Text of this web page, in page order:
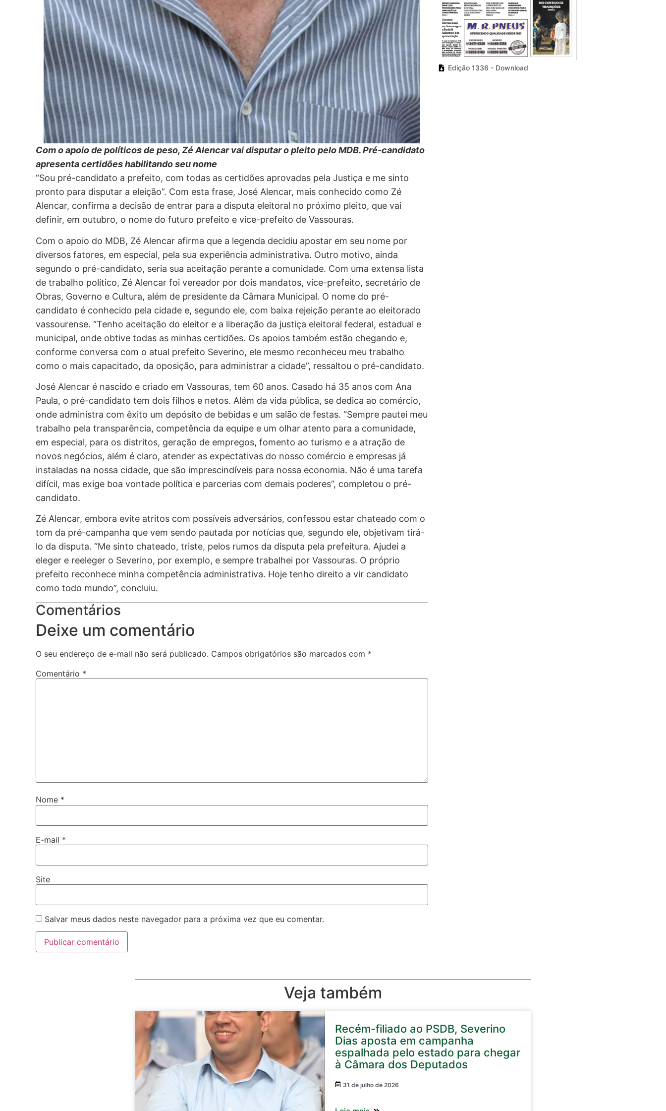
Com o apoio de políticos de peso, Zé Alencar vai disputar o pleito pelo MDB. Pré-candidato
apresenta certidões habilitando seu nome
“Sou pré-candidato a prefeito, com todas as certidões aprovadas pela Justiça e me sinto
pronto para disputar a eleição”. Com esta frase, José Alencar, mais conhecido como Zé
Alencar, confirma a decisão de entrar para a disputa eleitoral no próximo pleito, que vai
definir, em outubro, o nome do futuro prefeito e vice-prefeito de Vassouras.
Com o apoio do MDB, Zé Alencar afirma que a legenda decidiu apostar em seu nome por
diversos fatores, em especial, pela sua experiência administrativa. Outro motivo, ainda
segundo o pré-candidato, seria sua aceitação perante a comunidade. Com uma extensa lista
de trabalho político, Zé Alencar foi vereador por dois mandatos, vice-prefeito, secretário de
Obras, Governo e Cultura, além de presidente da Câmara Municipal. O nome do pré-
candidato é conhecido pela cidade e, segundo ele, com baixa rejeição perante ao eleitorado
vassourense. “Tenho aceitação do eleitor e a liberação da justiça eleitoral federal, estadual e
municipal, onde obtive todas as minhas certidões. Os apoios também estão chegando e,
conforme conversa com o atual prefeito Severino, ele mesmo reconheceu meu trabalho
como o mais capacitado, da oposição, para administrar a cidade”, ressaltou o pré-candidato.
José Alencar é nascido e criado em Vassouras, tem 60 anos. Casado há 35 anos com Ana
Paula, o pré-candidato tem dois filhos e netos. Além da vida pública, se dedica ao comércio,
onde administra com êxito um depósito de bebidas e um salão de festas. “Sempre pautei meu
trabalho pela transparência, competência da equipe e um olhar atento para a comunidade,
em especial, para os distritos, geração de empregos, fomento ao turismo e a atração de
novos negócios, além é claro, atender as expectativas do nosso comércio e empresas já
instaladas na nossa cidade, que são imprescindíveis para nossa economia. Não é uma tarefa
difícil, mas exige boa vontade política e parcerias com demais poderes”, completou o pré-
candidato.
Zé Alencar, embora evite atritos com possíveis adversários, confessou estar chateado com o
tom da pré-campanha que vem sendo pautada por notícias que, segundo ele, objetivam tirá-
lo da disputa. “Me sinto chateado, triste, pelos rumos da disputa pela prefeitura. Ajudei a
eleger e reeleger o Severino, por exemplo, e sempre trabalhei por Vassouras. O próprio
prefeito reconhece minha competência administrativa. Hoje tenho direito a vir candidato
como todo mundo”, concluiu.
Comentários
Deixe um comentário
O seu endereço de e-mail não será publicado. Campos obrigatórios são marcados com *
Comentário *
Nome *
E-mail *
Site
Salvar meus dados neste navegador para a próxima vez que eu comentar.
Edição 1336 - Download
Veja também
Recém-filiado ao PSDB, Severino
Dias aposta em campanha
espalhada pelo estado para chegar
à Câmara dos Deputados
31 de julho de 2026